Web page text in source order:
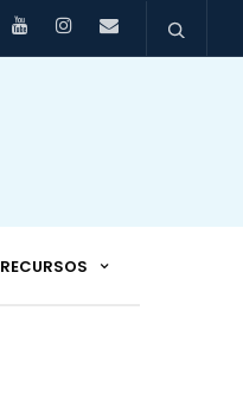
RECURSOS